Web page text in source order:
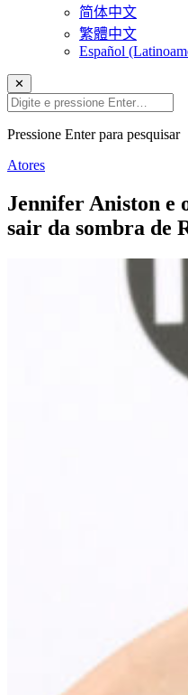
简体中文
繁體中文
Español
✕
Pressione Enter para pesquisar
Atores
Jennifer Aniston e
sair da sombra de